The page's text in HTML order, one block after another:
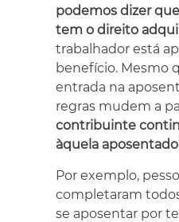
podemos dizer
tem o direito
trabalhador está
benefício. Mesmo
entrada na
regras mudem a
contribuinte
àquela
Por exemplo,
completaram
se aposentar por